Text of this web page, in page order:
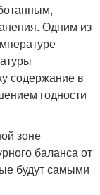
Одним из
содержание в
годности
зоне
баланса от
будут самыми